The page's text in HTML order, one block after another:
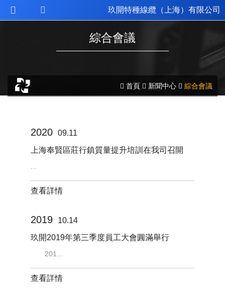
玖開特種線纜（上海）有限公司
綜合會議
首頁  新聞中心  綜合會議
2020 09.11
上海奉賢區莊行鎮質量提升培訓在我司召開
查看詳情
2019
10.14
玖開2019年第三季度員工大會圓滿舉行
201...
查看詳情